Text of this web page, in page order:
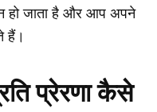
हो जाता है और आप अपने
हैं।
प्रेरणा कैसे